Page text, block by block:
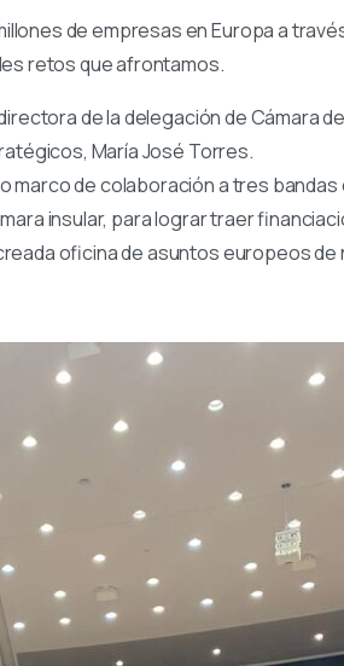
de empresas en Europa a
retos que afrontamos.
de la delegación de Cámara
María José Torres.
de colaboración a tres bandas
insular, para lograr traer
oficina de asuntos europeos de